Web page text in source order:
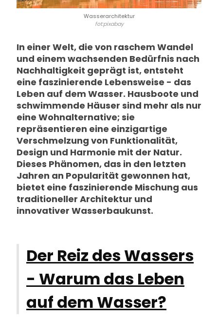
Wasserarchitektur
fot:pixabay
In einer Welt, die von raschem Wandel
und einem wachsenden Bedürfnis nach
Nachhaltigkeit geprägt ist, entsteht
eine faszinierende Lebensweise - das
Leben auf dem Wasser. Hausboote und
schwimmende Häuser sind mehr als nur
eine Wohnalternative; sie
repräsentieren eine einzigartige
Verschmelzung von Funktionalität,
Design und Harmonie mit der Natur.
Dieses Phänomen, das in den letzten
Jahren an Popularität gewonnen hat,
bietet eine faszinierende Mischung aus
traditioneller Architektur und
innovativer Wasserbaukunst.
Der Reiz des Wassers
- Warum das Leben
auf dem Wasser?